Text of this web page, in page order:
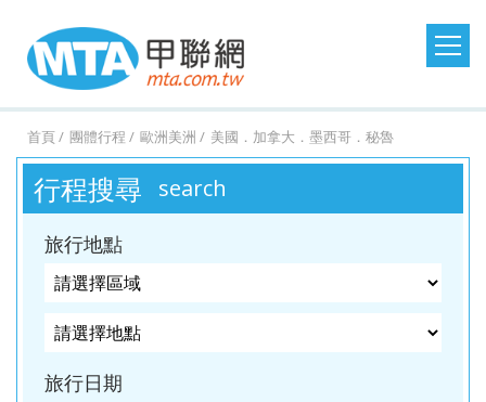
日本旅遊
桃園
出
沖繩
機加
酒．
六人
京阪
神．
立山
韓國旅遊
桃園
出
首爾
釜山
台中
發．
高雄
港澳大陸
台中
出
九寨
溝．
稻城
亞丁
張家
界．
桂
東南亞旅遊
台中
出
峴
港．
富國
島．
峴
港．
富國
澳洲紐西蘭
澳
洲．
本
獎
歐洲美洲
美
國．
大．
墨西
哥．
秘魯
士．
荷
蘭．
MSC
郵輪
澎湖
旅遊
首頁 團體行程 歐洲美洲 美國．加拿大．墨西哥．秘魯
行程搜尋 search
旅行地點
旅行日期